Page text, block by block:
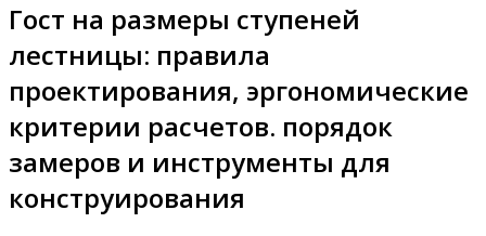
Гост на размеры ступеней
лестницы: правила
проектирования, эргономические
критерии расчетов. порядок
замеров и инструменты для
конструирования